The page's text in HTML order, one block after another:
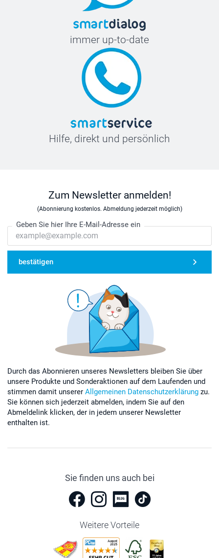
immer up-to-date
Hilfe, direkt und persönlich
Zum Newsletter anmelden!
(Abonnierung kostenlos. Abmeldung jederzeit möglich)
Geben Sie hier Ihre E-Mail-Adresse ein
bestätigen
Durch das Abonnieren unseres Newsletters bleiben Sie über
unsere Produkte und Sonderaktionen auf dem Laufenden und
stimmen damit unserer Allgemeinen Datenschutzerklärung zu.
Sie können sich jederzeit abmelden, indem Sie auf den
Abmeldelink klicken, der in jedem unserer Newsletter
enthalten ist.
Sie finden uns auch bei
Weitere Vorteile